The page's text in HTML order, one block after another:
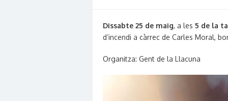
Dissabte 25 de maig, a les 5 de la
d’incendi a càrrec de Carles Moral,
Organitza: Gent de la Llacuna